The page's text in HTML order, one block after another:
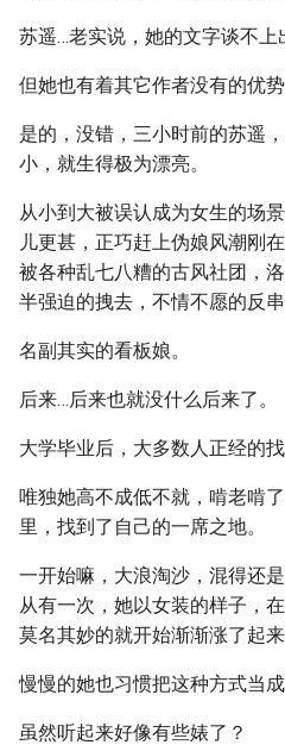
苏遥…老实说，她的文字谈不上
但她也有着其它作者没有的优
是的，没错，三小时前的苏遥
小，就生得极为漂亮。
从小到大被误认成为女生的场
儿更甚，正巧赶上伪娘风潮刚
被各种乱七八糟的古风社团，
半强迫的拽去，不情不愿的反
名副其实的看板娘。
后来…后来也就没什么后来了。
大学毕业后，大多数人正经的找
唯独她高不成低不就，啃老啃
里，找到了自己的一席之地。
一开始嘛，大浪淘沙，混得还
从有一次，她以女装的样子，
莫名其妙的就开始渐渐涨了起来
慢慢的她也习惯把这种方式当
虽然听起来好像有些婊了？